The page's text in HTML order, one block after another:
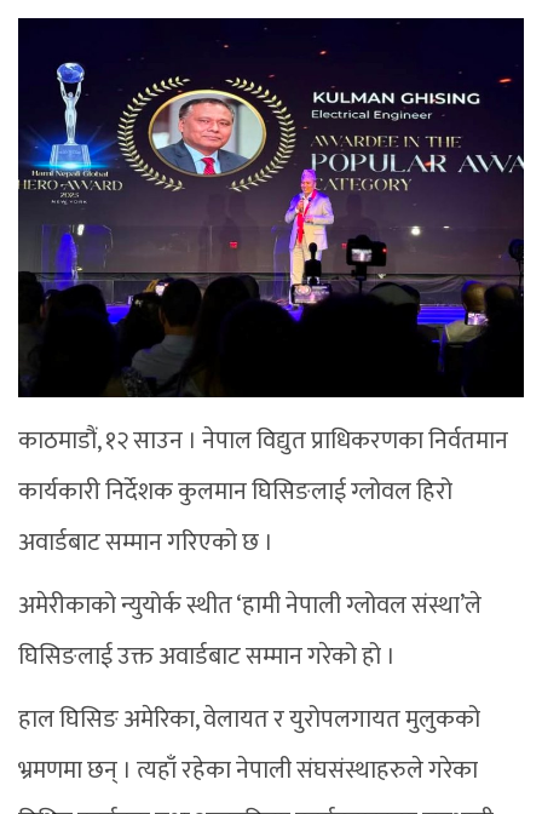
काठमाडौं, १२ साउन । नेपाल विद्युत प्राधिकरणका निर्वतमान
कार्यकारी निर्देशक कुलमान घिसिङलाई ग्लोवल हिरो
अवार्डबाट सम्मान गरिएको छ ।
अमेरीकाको न्युयोर्क स्थीत ‘हामी नेपाली ग्लोवल संस्था’ले
घिसिङलाई उक्त अवार्डबाट सम्मान गरेको हो ।
हाल घिसिङ अमेरिका, वेलायत र युरोपलगायत मुलुकको
भ्रमणमा छन् । त्यहाँ रहेका नेपाली संघसंस्थाहरुले गरेका